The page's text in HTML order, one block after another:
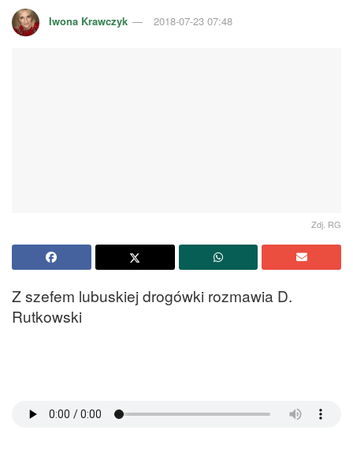
Iwona Krawczyk 2018-07-23 07:48
Zdj. RG
Z szefem lubuskiej drogówki rozmawia D.
Rutkowski